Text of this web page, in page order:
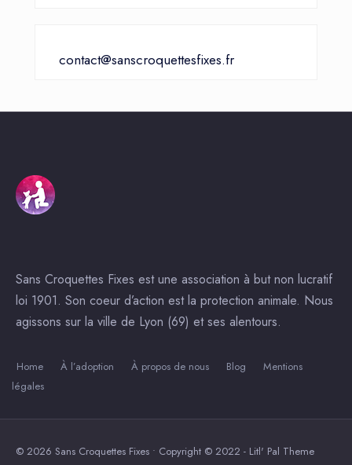
contact@sanscroquettesfixes.fr
Sans Croquettes Fixes est une association à but non lucratif
loi 1901. Son coeur d’action est la protection animale. Nous
agissons sur la ville de Lyon (69) et ses alentours.
Home À l’adoption À propos de nous Blog
Mentions
légales
© 2026 Sans Croquettes Fixes • Copyright © 2022 - Litl' Pal Theme